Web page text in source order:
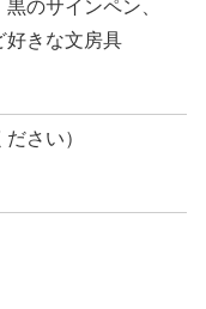
のサインペン、
好きな文房具
さい）